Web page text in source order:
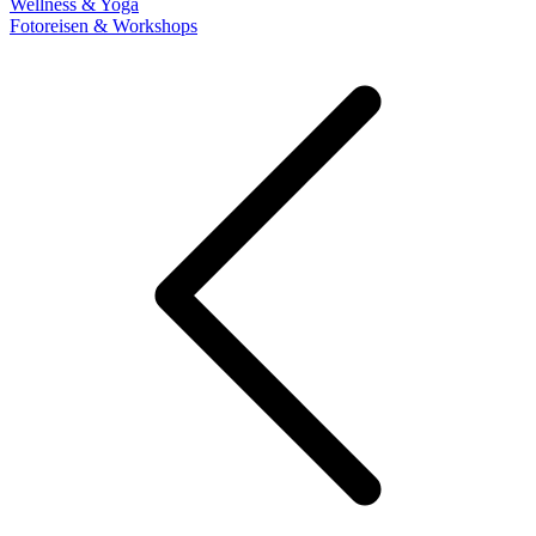
Wellness & Yoga
Fotoreisen & Workshops